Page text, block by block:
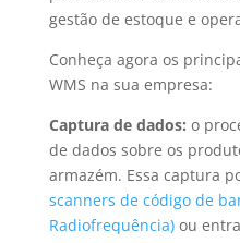
gestão de estoque e
Conheça agora os
WMS na sua empresa:
Captura de dados: o
de dados sobre os
armazém. Essa captura
scanners de código de
Radiofrequência)ou